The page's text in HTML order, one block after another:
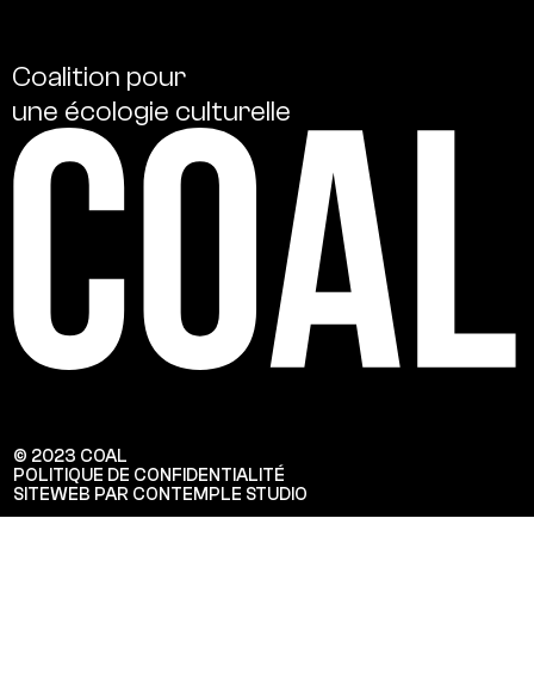
Coalition pour
une écologie culturelle
© 2023 COAL
POLITIQUE DE CONFIDENTIALITÉ
SITEWEB PAR CONTEMPLE STUDIO